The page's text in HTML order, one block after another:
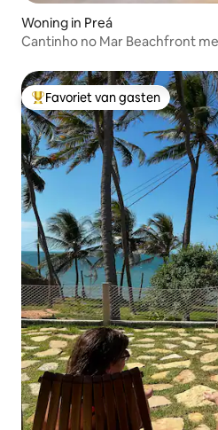
Woning in Preá
Topfavoriet van gasten
Favoriet van gasten